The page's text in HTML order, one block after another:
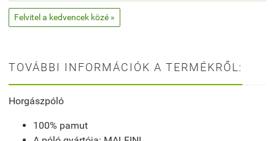
Felvitel a kedvencek közé »
TOVÁBBI INFORMÁCIÓK A TERMÉKRŐL:
Horgászpóló
100% pamut